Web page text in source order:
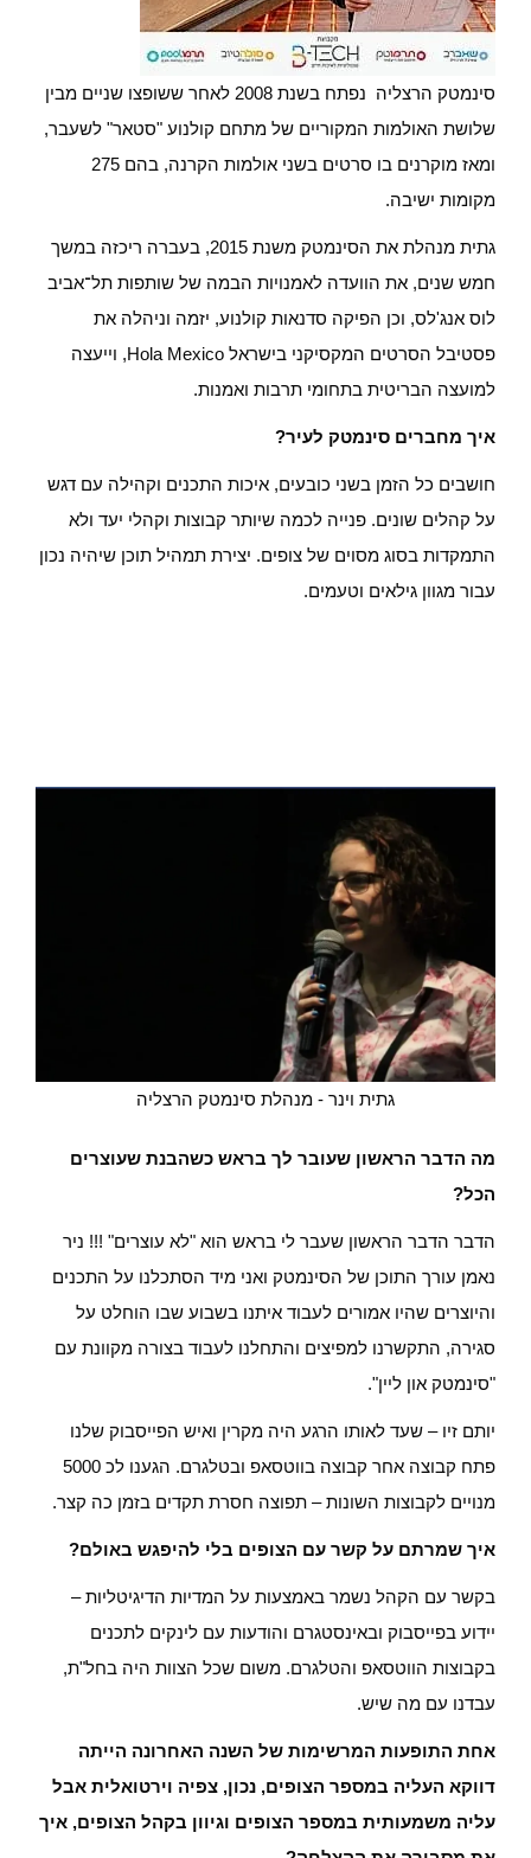
סינמטק הרצליה נפתח בשנת 2008
לאחר ששופצו שניים מבין
שלושת האולמות המקוריים של מתחם קולנוע "סטאר" לשעבר,
ומאז מוקרנים בו סרטים בשני אולמות הקרנה, בהם 275
מקומות ישיבה.
גתית מנהלת את הסינמטק משנת 2015,
בעברה ריכזה במשך
חמש שנים, את הוועדה לאמנויות הבמה של שותפות תל־אביב
לוס אנג'לס, וכן הפיקה סדנאות קולנוע, יזמה וניהלה את
פסטיבל הסרטים המקסיקני בישראל Hola Mexico, וייעצה
למועצה הבריטית בתחומי תרבות ואמנות.
איך מחברים סינמטק לעיר?
חושבים כל הזמן בשני כובעים, איכות התכנים וקהילה עם דגש
על קהלים שונים. פנייה לכמה שיותר קבוצות וקהלי יעד ולא
התמקדות בסוג מסוים של צופים. יצירת תמהיל תוכן שיהיה נכון
עבור מגוון גילאים וטעמים.
גתית וינר - מנהלת סינמטק הרצליה
מה הדבר הראשון שעובר לך בראש כשהבנת שעוצרים
הכל?
הדבר הדבר הראשון שעבר לי בראש הוא "לא עוצרים" !!! ניר
נאמן עורך התוכן של הסינמטק ואני מיד הסתכלנו על התכנים
והיוצרים שהיו אמורים לעבוד איתנו בשבוע שבו הוחלט על
סגירה, התקשרנו למפיצים והתחלנו לעבוד בצורה מקוונת עם
"סינמטק און ליין".
יותם זיו – שעד לאותו הרגע היה מקרין ואיש הפייסבוק שלנו
פתח קבוצה אחר קבוצה בווטסאפ ובטלגרם. הגענו לכ 5000
מנויים לקבוצות השונות – תפוצה חסרת תקדים בזמן כה קצר.
איך שמרתם על קשר עם הצופים בלי להיפגש באולם?
בקשר עם הקהל נשמר באמצעות על המדיות הדיגיטליות –
יידוע בפייסבוק ובאינסטגרם והודעות עם לינקים לתכנים
בקבוצות הווטסאפ והטלגרם. משום שכל הצוות היה בחל"ת,
עבדנו עם מה שיש.
אחת התופעות המרשימות של השנה האחרונה הייתה
דווקא העליה במספר הצופים, נכון, צפיה וירטואלית אבל
עליה משמעותית במספר הצופים וגיוון בקהל הצופים, איך